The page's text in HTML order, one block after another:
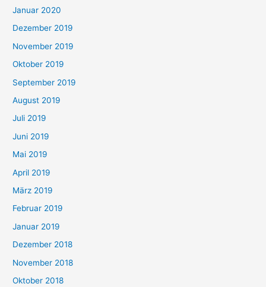
Januar 2020
Dezember 2019
November 2019
Oktober 2019
September 2019
August 2019
Juli 2019
Juni 2019
Mai 2019
April 2019
März 2019
Februar 2019
Januar 2019
Dezember 2018
November 2018
Oktober 2018